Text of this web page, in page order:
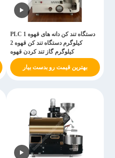
دستگاه تند کن دانه های قهوه PLC 1
کیلوگرم دستگاه تند کن قهوه 2
کیلوگرم گاز تند کردن قهوه
بهترین قیمت رو بدست بیار